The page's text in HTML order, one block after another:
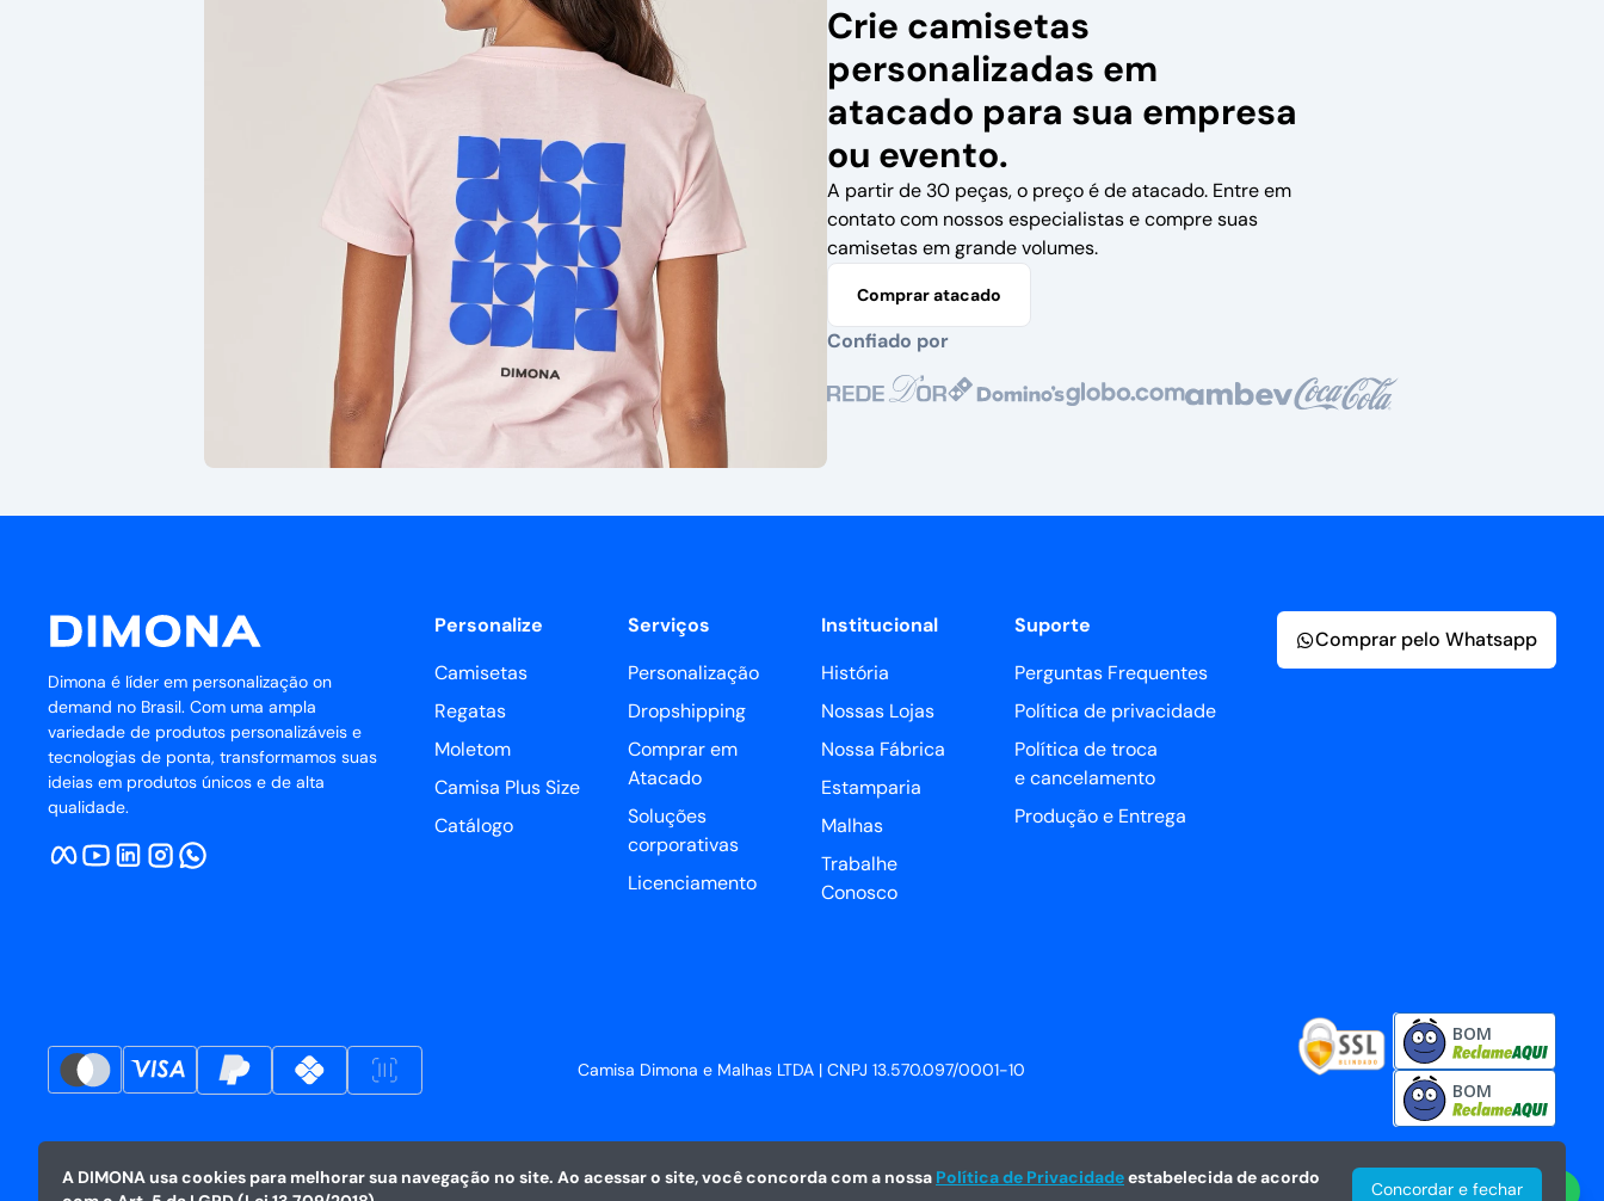
Crie camisetas
personalizadas em
atacado para sua empresa
ou evento.
A partir de 30 peças, o preço é de atacado. Entre em
contato com nossos especialistas e compre suas
camisetas em grande volumes.
Comprar atacado
Confiado por
A DIMONA usa cookies para melhorar sua navegação no site. Ao acessar o site, você concorda com a nossa Política de Privacidadeestabelecida de acordo
Concordar e fechar
Dimona é líder em personalização on
demand no Brasil. Com uma ampla
variedade de produtos personalizáveis e
tecnologias de ponta, transformamos suas
ideias em produtos únicos e de alta
qualidade.
Personalize
Camisetas
Regatas
Moletom
Camisa Plus Size
Catálogo
Serviços
Personalização
Dropshipping
Comprar em
Atacado
Soluções
corporativas
Licenciamento
Institucional
História
Nossas Lojas
Nossa Fábrica
Estamparia
Malhas
Trabalhe
Conosco
Suporte
Perguntas Frequentes
Política de privacidade
Política de troca
e cancelamento
Produção e Entrega
Comprar pelo Whatsapp
Camisa Dimona e Malhas LTDA | CNPJ 13.570.097/0001-10
BOM
BOM
Central de vendas